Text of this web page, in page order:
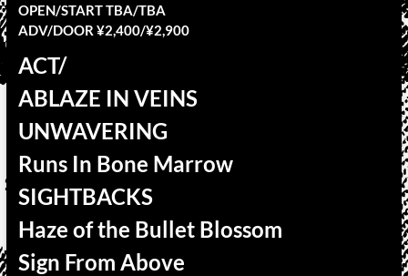
OPEN/START TBA/TBA
ADV/DOOR ¥2,400/¥2,900
ACT/
ABLAZE IN VEINS
UNWAVERING
Runs In Bone Marrow
SIGHTBACKS
Haze of the Bullet Blossom
Sign From Above